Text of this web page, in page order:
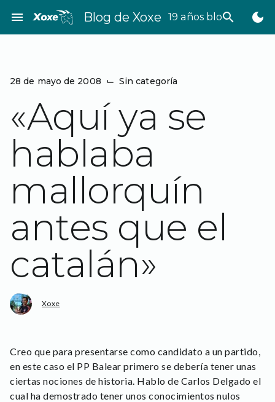
contenido
menu Blog de Xoxe 19 años bloggeando
search dark_mode
28 de mayo de 2008 ⌙ Sin categoría
«Aquí ya se
hablaba
mallorquín
antes que el
catalán»
Xoxe
Creo que para presentarse como candidato a un partido,
en este caso el PP Balear primero se debería tener unas
ciertas nociones de historia. Hablo de Carlos Delgado el
cual ha demostrado tener unos conocimientos nulos